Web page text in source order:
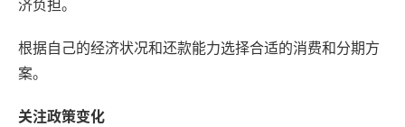
济负担。
根据自己的经济状况和还款能力选择合适的消费和分期方
案。
关注政策变化